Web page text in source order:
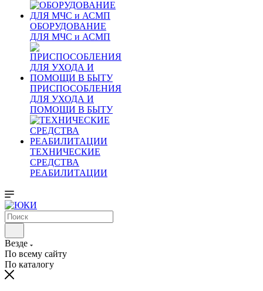
ОБОРУДОВАНИЕ
ДЛЯ МЧС и АСМП
ПРИСПОСОБЛЕНИЯ
ДЛЯ УХОДА И
ПОМОЩИ В БЫТУ
ТЕХНИЧЕСКИЕ
СРЕДСТВА
РЕАБИЛИТАЦИИ
Везде
По всему сайту
По каталогу